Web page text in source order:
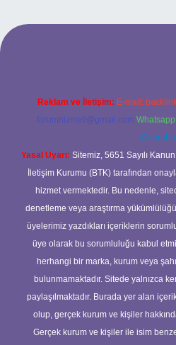
yeni giriş adresi
Reklam ve İletişim: E-mail:
forumhizmeti@gmail.com
@karabul
Yasal Uyarı: Sitemiz, 5651 Sayılı
İletişim Kurumu (BTK) tarafından
hizmet vermektedir. Bu nedenle,
denetleme veya araştırma
üyelerimiz yazdıkları içeriklerin
üye olarak bu sorumluluğu kabul
herhangi bir marka, kurum veya
bulunmamaktadır. Sitede yalnızca
paylaşılmaktadır. Burada yer alan
olup, gerçek kurum ve kişiler
Gerçek kurum ve kişiler ile isim